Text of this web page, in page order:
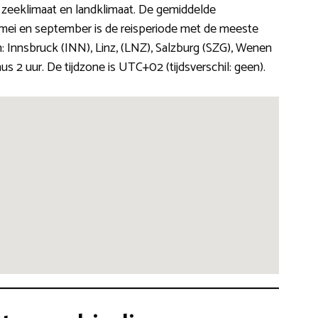
en landklimaat. De gemiddelde
en september is de reisperiode met de meeste
(INN), Linz, (LNZ), Salzburg (SZG), Wenen
2 uur. De tijdzone is UTC+02 (tijdsverschil: geen).